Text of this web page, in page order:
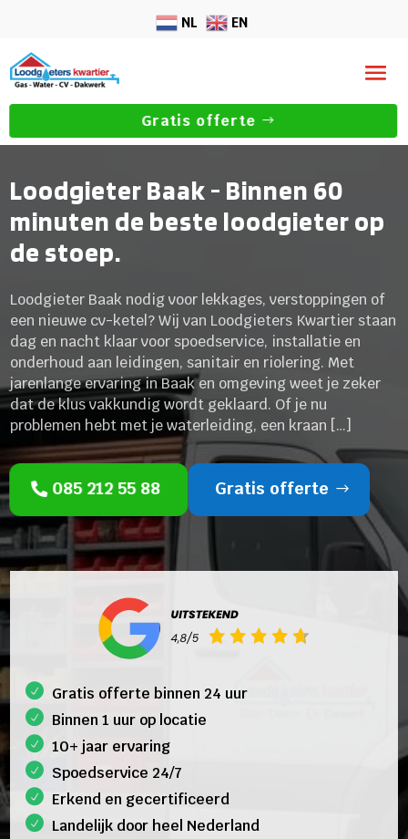
NL EN
Gratis offerte
Loodgieter Baak - Binnen 60
minuten de beste loodgieter op
de stoep.
Loodgieter Baak nodig voor lekkages, verstoppingen of
een nieuwe cv-ketel? Wij van Loodgieters Kwartier staan
dag en nacht klaar voor spoedservice, installatie en
onderhoud aan leidingen, sanitair en riolering. Met
jarenlange ervaring in Baak en omgeving weet je zeker
dat de klus vakkundig wordt geklaard. Of je nu
problemen hebt met je waterleiding, een kraan […]
085 212 55 88 Gratis offerte
Gratis offerte binnen 24 uur
Binnen 1 uur op locatie
10+ jaar ervaring
Spoedservice 24/7
Erkend en gecertificeerd
Landelijk door heel Nederland